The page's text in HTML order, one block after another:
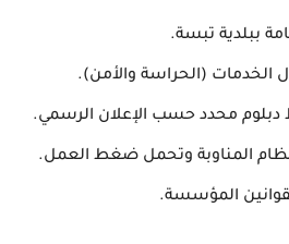
ببلدية تبسة.
الخدمات (الحراسة والأمن).
دبلوم محدد حسب الإعلان الرسمي.
المناوبة وتحمل ضغط العمل.
بقوانين المؤسسة.